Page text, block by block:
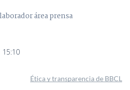
área prensa
Ética y transparencia de BBCL